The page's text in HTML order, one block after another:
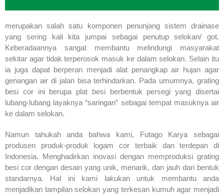
merupakan salah satu komponen penunjang sistem drainase
yang sering kali kita jumpai sebagai penutup selokan/ got.
Keberadaannya sangat membantu melindungi masyarakat
sekitar agar tidak terperosok masuk ke dalam selokan. Selain itu
ia juga dapat berperan menjadi alat penangkap air hujan agar
genangan air di jalan bisa terhindarkan. Pada umumnya, grating
besi cor ini berupa plat besi berbentuk persegi yang disertai
lubang-lubang layaknya “saringan” sebagai tempat masuknya air
ke dalam selokan.
Namun tahukah anda bahwa kami, Futago Karya sebagai
produsen produk-produk logam cor terbaik dan terdepan di
Indonesia. Menghadirkan inovasi dengan memproduksi grating
besi cor dengan desain yang unik, menarik, dan jauh dari bentuk
standarnya. Hal ini kami lakukan untuk membantu anda
menjadikan tampilan selokan yang terkesan kumuh agar menjadi